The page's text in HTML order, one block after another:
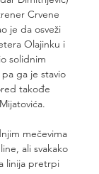
Crvene
je da osveži
Olajinku i
solidnim
ga je stavio
takođe
mečevima
ali svakako
linija pretrpi